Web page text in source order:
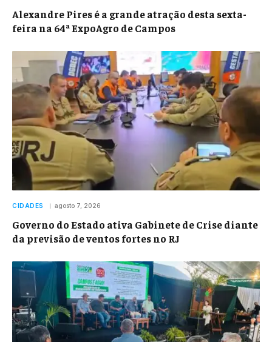
Alexandre Pires é a grande atração desta sexta-
feira na 64ª ExpoAgro de Campos
CIDADES agosto 7, 2026
Governo do Estado ativa Gabinete de Crise diante
da previsão de ventos fortes no RJ